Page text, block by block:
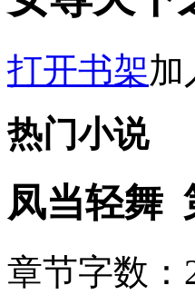
打开书架加
热门小说
凤当轻舞
章节字数：